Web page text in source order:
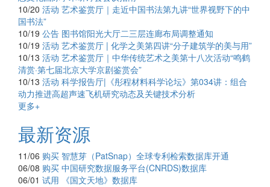
10/20 活动 艺术鉴赏厅｜走近中国书法第九讲“世界视野下的中
国书法”
10/19 公告 图书馆阳光大厅二三层连廊布局调整通知
10/19 活动 艺术鉴赏厅 | 化学之美第四讲“分子建筑学的美与用”
10/13 活动 艺术鉴赏厅｜中华传统艺术之美第十八次活动“鸣鹤
清赏·第七届北京大学京剧鉴赏会”
10/13 活动 科学报告厅|《彤程材料科学论坛》第034讲：组合
动力推进高超声速飞机研究动态及关键技术分析
更多+
最新资源
11/06 购买 智慧芽（PatSnap）全球专利检索数据库开通
06/08 购买 中国研究数据服务平台(CNRDS)数据库
06/01 试用
《国文天地》数据库